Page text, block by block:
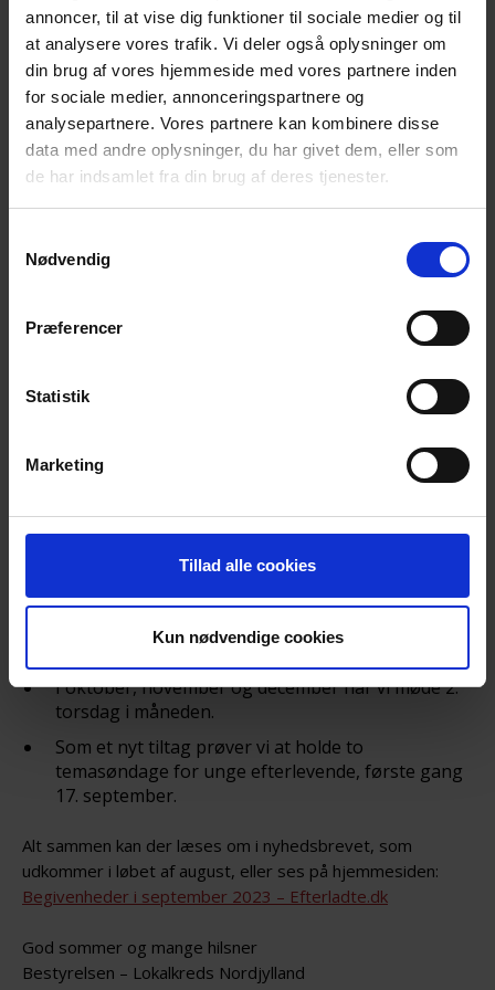
annoncer, til at vise dig funktioner til sociale medier og til
at analysere vores trafik. Vi deler også oplysninger om
din brug af vores hjemmeside med vores partnere inden
for sociale medier, annonceringspartnere og
analysepartnere. Vores partnere kan kombinere disse
data med andre oplysninger, du har givet dem, eller som
de har indsamlet fra din brug af deres tjenester.
Nødvendig
Præferencer
Statistik
Marketing
Tillad alle cookies
Kun nødvendige cookies
Ved generalforsamlingen d. 13. april 2023 fik vi valgt to nye
medlemmer i bestyrelsen, Charlotte Veng og Heidi Gjesing
Aasted.
Den 13. juni fik den nye bestyrelse tid til at holde
konstituerende møde. Bestyrelsen for Lokalkreds
Nordjylland er:
Charlotte Veng, Hobro (Næstformand),
Ejnar Bæk, Mou,
Heidi Gjesing Aasted, Hobro (Suppleant).
Vi har aftalt efterårets program i Nordjylland.
et selvmord og livsbalance med mindfulness.
Vi markerer Verdensdagen for
selvmordsforebyggelse d. 10. september i Aalborg
Vi holder søndagscafé d. 24. september kl. 13.00.
I oktober, november og december har vi møde 2.
torsdag i måneden.
Som et nyt tiltag prøver vi at holde to
temasøndage for unge efterlevende, første gang
17. september.
Alt sammen kan der læses om i nyhedsbrevet, som
udkommer i løbet af august, eller ses på hjemmesiden:
Begivenheder i september 2023 – Efterladte.dk
God sommer og mange hilsner
Bestyrelsen – Lokalkreds Nordjylland